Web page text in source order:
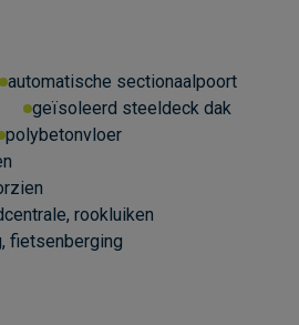
automatische sectionaalpoort
geïsoleerd steeldeck dak
polybetonvloer
rookluiken
fietsenberging